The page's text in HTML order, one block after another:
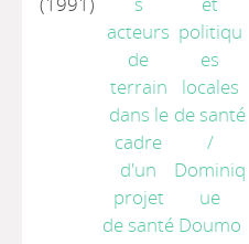
acteurs
de
terrain
dans le
cadre
d'un
projet
de santé
politiqu
es
locales
de santé
/
Dominiq
ue
Doumo